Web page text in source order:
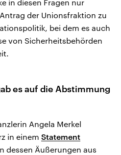
in diesen Fragen nur
der Unionsfraktion zu
bei dem es auch
von Sicherheitsbehörden
es auf die Abstimmung
Angela Merkel
in einem Statement
dessen Äußerungen aus